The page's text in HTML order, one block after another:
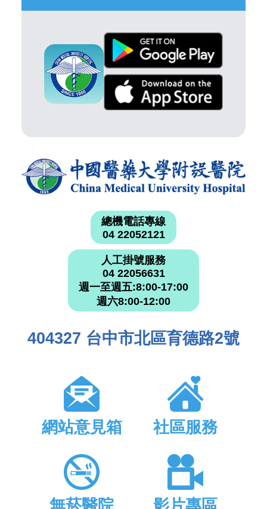
總機電話專線
04 22052121
人工掛號服務
04 22056631
週一至週五:8:00-17:00
週六8:00-12:00
404327 台中市北區育德路2號
網站意見箱 社區服務